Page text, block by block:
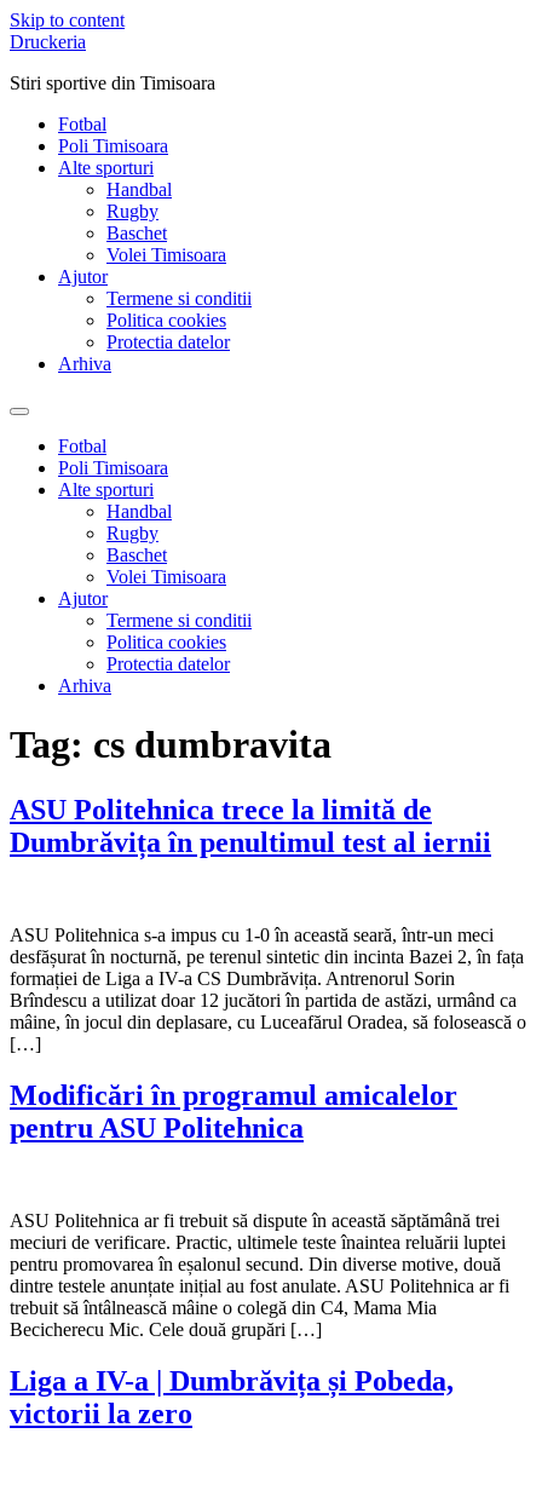
Skip to content
Druckeria
Stiri sportive din Timisoara
Fotbal
Poli Timisoara
Alte sporturi
Handbal
Rugby
Baschet
Volei Timisoara
Ajutor
Termene si conditii
Politica cookies
Protectia datelor
Arhiva
Fotbal
Poli Timisoara
Alte sporturi
Handbal
Rugby
Baschet
Volei Timisoara
Ajutor
Termene si conditii
Politica cookies
Protectia datelor
Arhiva
Tag: cs dumbravita
ASU Politehnica trece la limită de
Dumbrăvița în penultimul test al iernii
ASU Politehnica s-a impus cu 1-0 în această seară, într-un meci
desfășurat în nocturnă, pe terenul sintetic din incinta Bazei 2, în fața
formației de Liga a IV-a CS Dumbrăvița. Antrenorul Sorin
Brîndescu a utilizat doar 12 jucători în partida de astăzi, urmând ca
mâine, în jocul din deplasare, cu Luceafărul Oradea, să folosească o
[…]
Modificări în programul amicalelor
pentru ASU Politehnica
ASU Politehnica ar fi trebuit să dispute în această săptămână trei
meciuri de verificare. Practic, ultimele teste înaintea reluării luptei
pentru promovarea în eșalonul secund. Din diverse motive, două
dintre testele anunțate inițial au fost anulate. ASU Politehnica ar fi
trebuit să întâlnească mâine o colegă din C4, Mama Mia
Becicherecu Mic. Cele două grupări […]
Liga a IV-a | Dumbrăvița și Pobeda,
victorii la zero